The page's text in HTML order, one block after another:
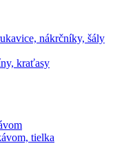
nákrčníky, šály
kraťasy
tielka